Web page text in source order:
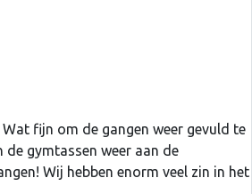
fijn om de gangen weer gevuld te
de gymtassen weer aan de
Wij hebben enorm veel zin in het